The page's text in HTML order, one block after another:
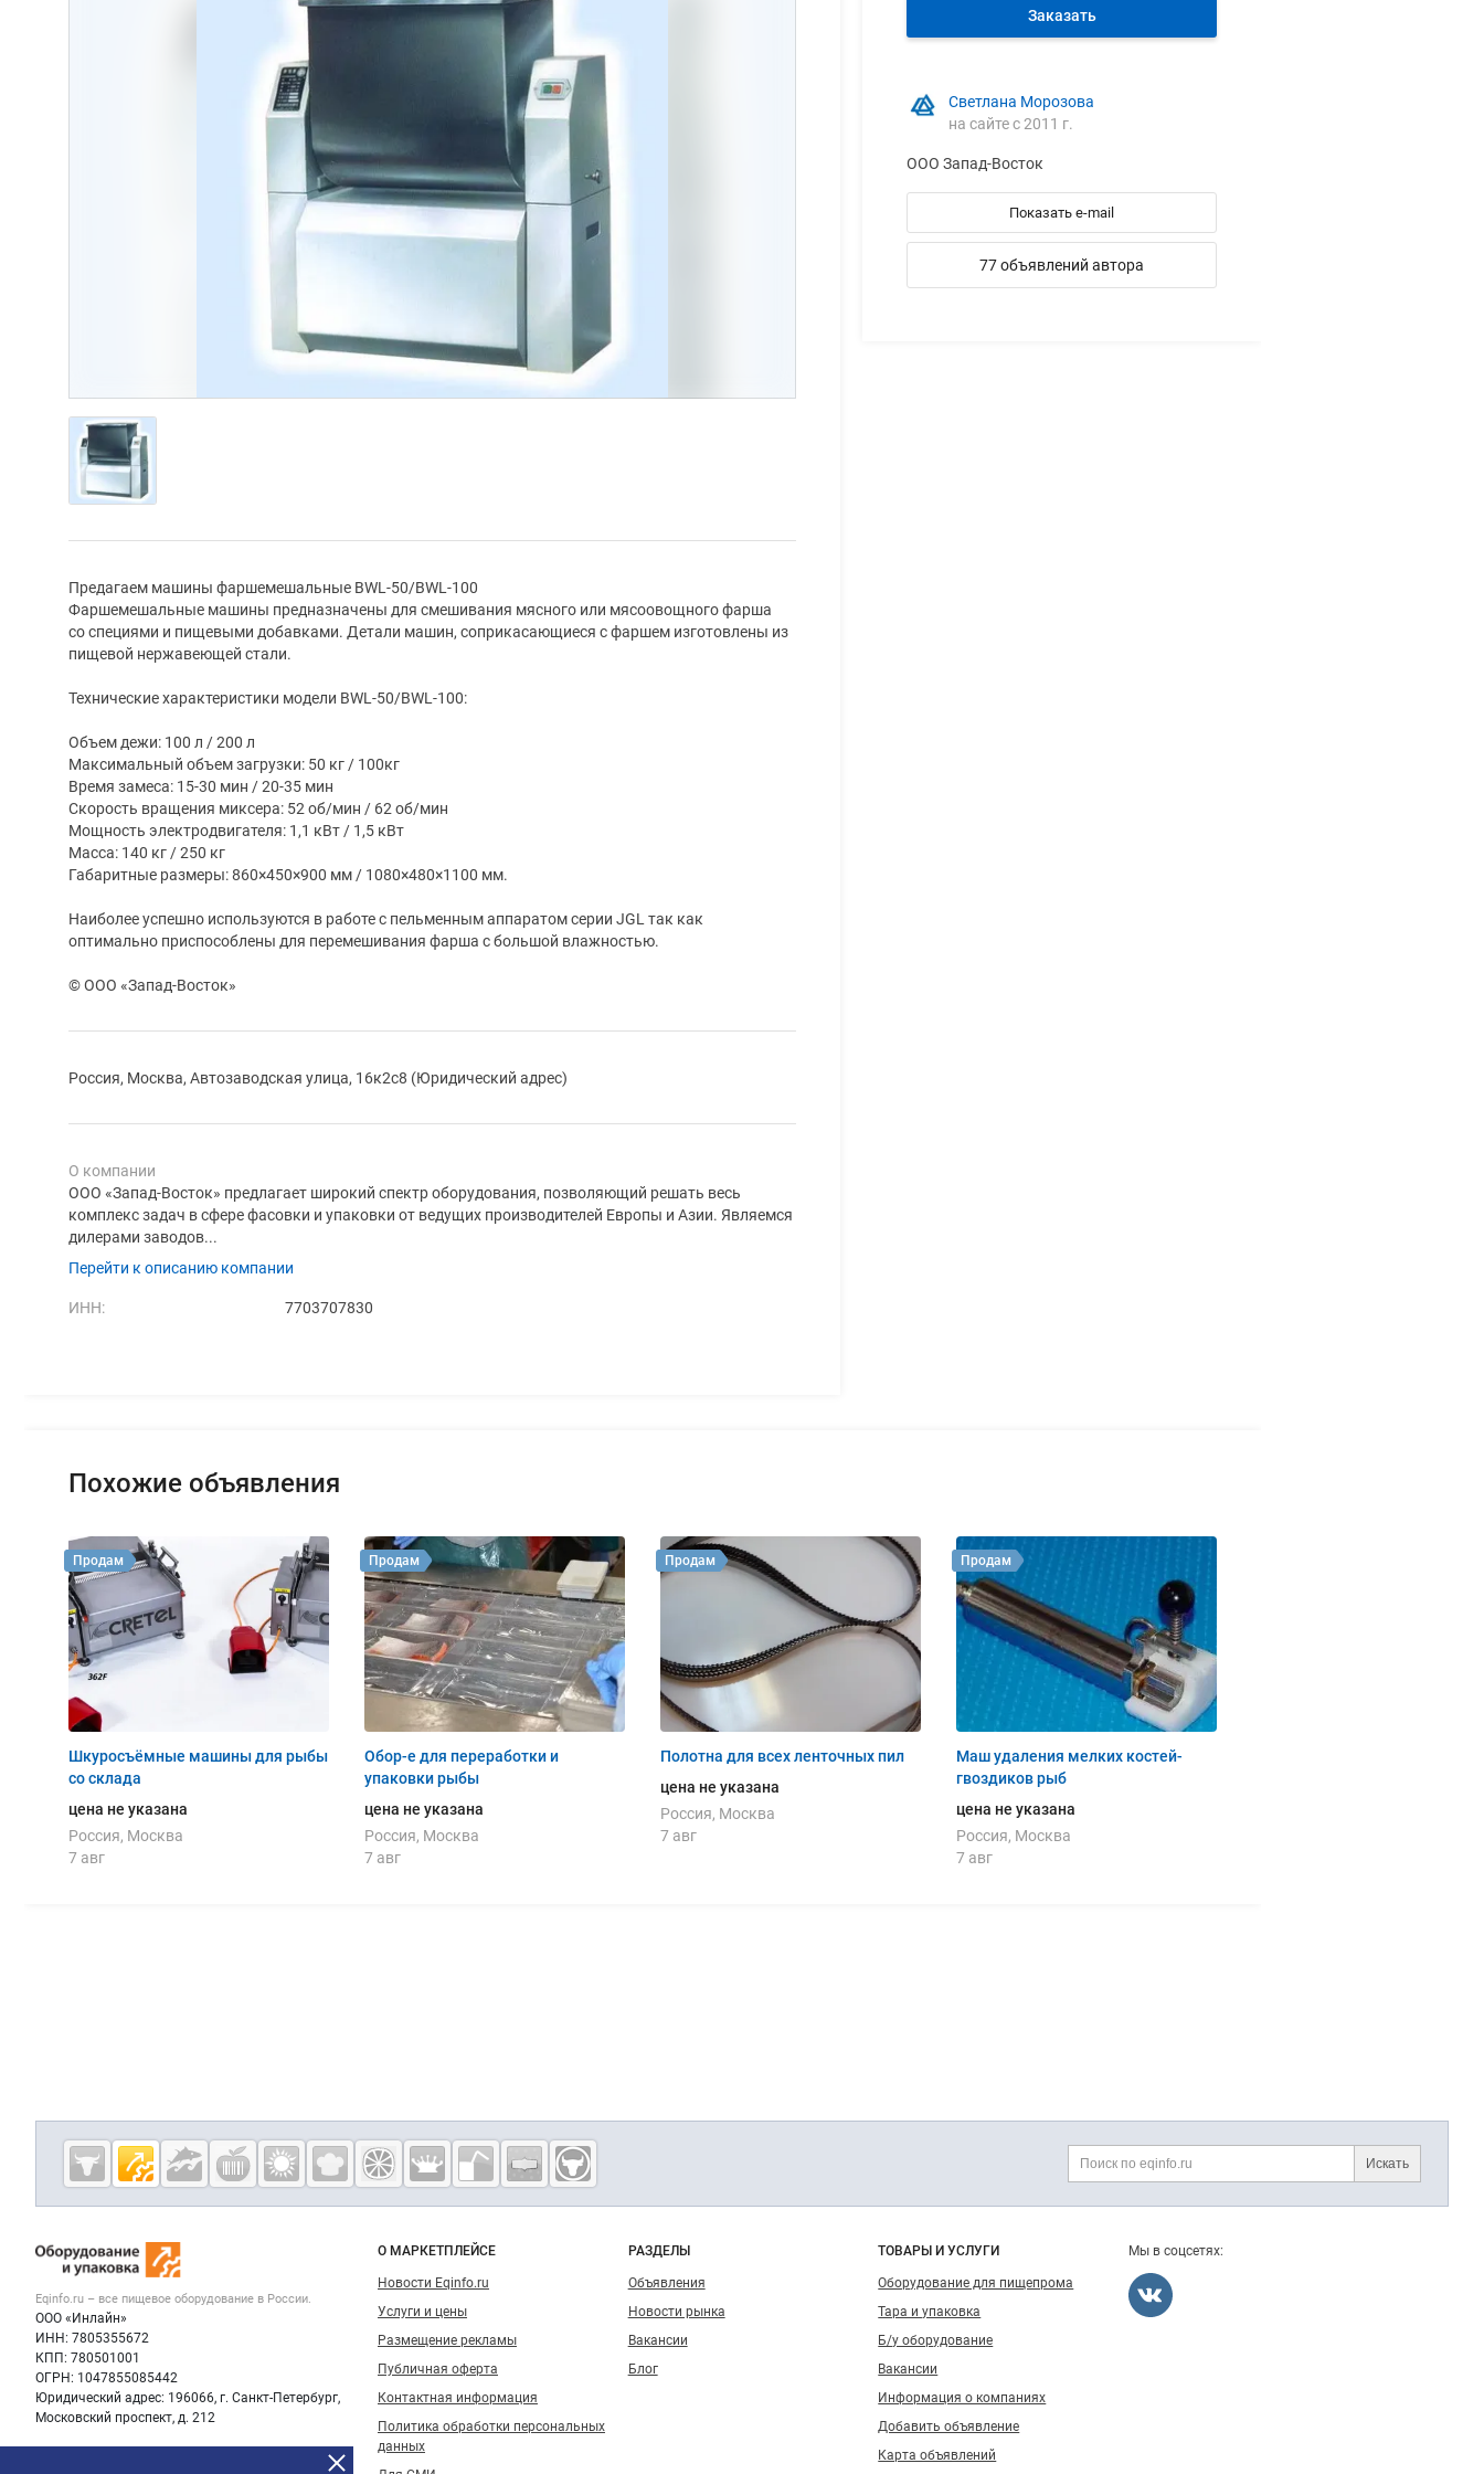
Предагаем машины фаршемешальные BWL-50/BWL-100
Фаршемешальные машины предназначены для смешивания мясного или мясоовощного фарша
со специями и пищевыми добавками. Детали машин, соприкасающиеся с фаршем изготовлены из
пищевой нержавеющей стали.
Технические характеристики модели BWL-50/BWL-100:
Объем дежи: 100 л / 200 л
Максимальный объем загрузки: 50 кг / 100кг
Время замеса: 15-30 мин / 20-35 мин
Скорость вращения миксера: 52 об/мин / 62 об/мин
Мощность электродвигателя: 1,1 кВт / 1,5 кВт
Масса: 140 кг / 250 кг
Габаритные размеры: 860×450×900 мм / 1080×480×1100 мм.
Наиболее успешно используются в работе с пельменным аппаратом серии JGL так как
оптимально приспособлены для перемешивания фарша с большой влажностью.
© ООО «Запад-Восток»
Россия, Москва, Автозаводская улица, 16к2с8 (Юридический адрес)
О компании
ООО «Запад-Восток» предлагает широкий спектр оборудования, позволяющий решать весь
комплекс задач в сфере фасовки и упаковки от ведущих производителей Европы и Азии. Являемся
дилерами заводов...
Перейти к описанию компании
ИНН: 7703707830
Заказать
Светлана Морозова
на сайте с 2011 г.
ООО Запад-Восток
Показать e-mail
77 объявлений автора
Похожие объявления
Шкуросъёмные машины для рыбы
со склада
цена не указана
Россия, Москва
7 авг
Продам
Обор-е для переработки и
упаковки рыбы
цена не указана
Россия, Москва
7 авг
Продам
Полотна для всех ленточных пил
цена не указана
Россия, Москва
7 авг
Продам
Маш удаления мелких костей-
гвоздиков рыб
цена не указана
Россия, Москва
7 авг
Продам
Дополнительная информация
Искать
Cсылки на полезные проекты
Eqinfo.ru —
пищевое
и упаковка
Важные разделы и контакты
Eqinfo.ru – все пищевое оборудование в России.
ООО «Инлайн»
ИНН: 7805355672
КПП: 780501001
ОГРН: 1047855085442
Юридический адрес: 196066, г. Санкт-Петербург,
Московский проспект, д. 212
Навигация по сайту
О МАРКЕТПЛЕЙСЕ
Новости Eqinfo.ru
Услуги и цены
Размещение рекламы
Публичная оферта
Контактная информация
Политика обработки персональных
данных
РАЗДЕЛЫ
Объявления
Новости рынка
Вакансии
Блог
ТОВАРЫ И УСЛУГИ
Оборудование для пищепрома
Тара и упаковка
Б/у оборудование
Вакансии
Информация о компаниях
Добавить объявление
Карта объявлений
Мы в соцсетях: